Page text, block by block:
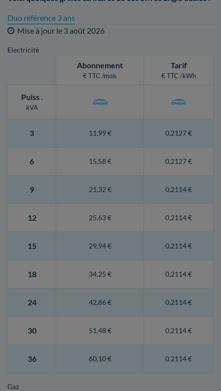
Duo référence 3 ans
Mise à jour le 3 août 2026
Electricité
Abonnement
€ TTC /mois
Tarif
€ TTC /kWh
Puiss.
kVA
3 11,99 € 0,2127 €
6 15,58 € 0,2127 €
9 21,32 € 0,2114 €
12 25,63 € 0,2114 €
15 29,94 € 0,2114 €
18 34,25 € 0,2114 €
24 42,86 € 0,2114 €
30 51,48 € 0,2114 €
36 60,10 € 0,2114 €
Gaz